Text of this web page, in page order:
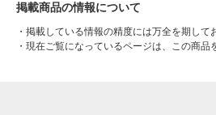
掲載商品の情報について
・ 掲載している情報の精度には万全を期して
・ 現在ご覧になっているページは、この商品